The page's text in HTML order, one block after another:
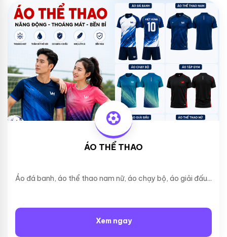
ÁO THỂ THAO
Áo đá banh, áo thể thao nam nữ, áo chạy bộ, áo giải đấu...
Xem ngay